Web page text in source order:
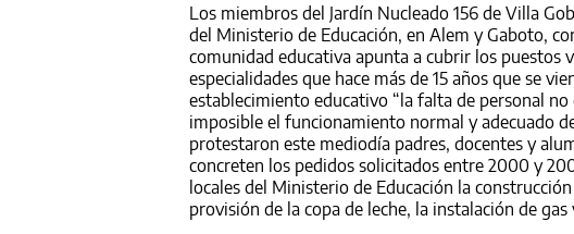
Los miembros del Jardín Nucleado 156 de Villa
del Ministerio de Educación, en Alem y Gaboto,
comunidad educativa apunta a cubrir los puestos
especialidades que hace más de 15 años que se
establecimiento educativo “la falta de personal
imposible el funcionamiento normal y adecuado
protestaron este mediodía padres, docentes y
concreten los pedidos solicitados entre 2000 y
locales del Ministerio de Educación la
provisión de la copa de leche, la instalación de